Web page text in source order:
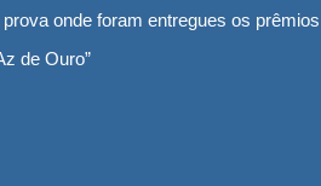
onde foram entregues os
de Ouro”